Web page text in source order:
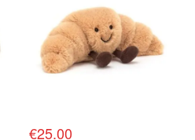
€25.00